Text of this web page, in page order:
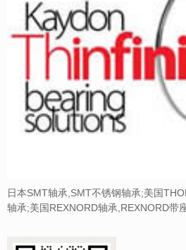
日本SMT轴承,SMT不锈钢轴承;美国
轴承;美国REXNORD轴承,REXNORD带